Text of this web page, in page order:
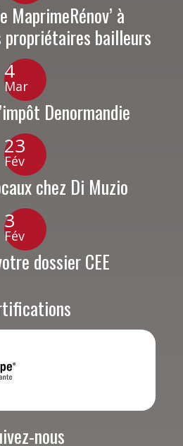
MaprimeRénov’ à
bailleurs
4
Mar
Denormandie
23
Fév
chez Di Muzio
3
Fév
dossier CEE
nous